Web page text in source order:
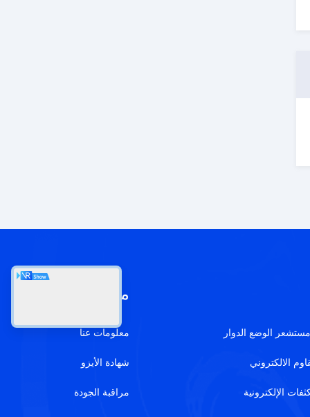
الالكتروني
الإلكترونية
معلومات عنا
معلومات عنا
شهادة الأيزو
مراقبة الجودة